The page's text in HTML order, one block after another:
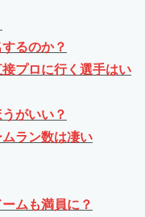
るのか？
プロに行く選手はい
がいい？
ラン数は凄い
ムも満員に？